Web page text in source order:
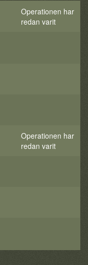
Operationen har
redan varit
Operationen har
redan varit